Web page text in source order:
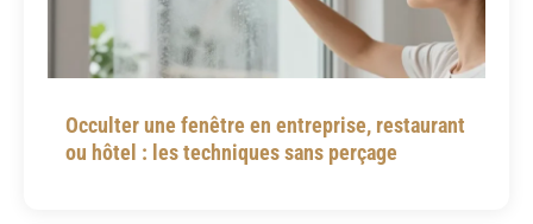
Occulter une fenêtre en entreprise, restaurant
ou hôtel : les techniques sans perçage